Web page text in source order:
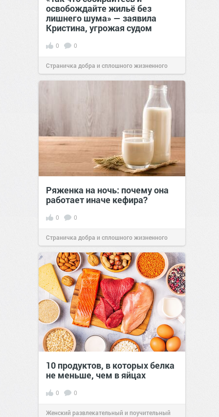
освобождайте жильё без
лишнего шума» — заявила
Кристина, угрожая судом
0 0
Страничка добра и сплошного жизненного
позитива!00:28Вчера
Ряженка на ночь: почему она
работает иначе кефира?
0 0
Страничка добра и сплошного жизненного
позитива!00:28Вчера
10 продуктов, в которых белка
не меньше, чем в яйцах
0 0
Женский развлекательный и поучительный